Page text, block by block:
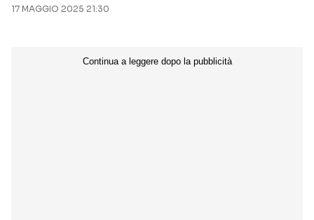
17 MAGGIO 2025 21:30